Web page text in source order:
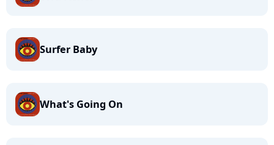
Surfer Baby
What's Going On